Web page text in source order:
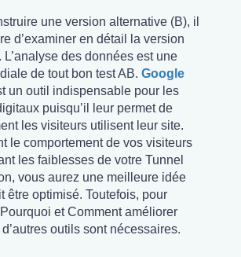
une version alternative (B), il
d’examiner en détail la version
des données est une
de tout bon test AB.Google
un outil indispensable pour les
puisqu’il leur permet de
les visiteurs utilisent leur site.
le comportement de vos visiteurs
les faiblesses de votre Tunnel
vous aurez une meilleure idée
être optimisé. Toutefois, pour
et Comment améliorer
outils sont nécessaires.